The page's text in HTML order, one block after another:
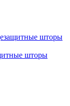
шторы
шторы